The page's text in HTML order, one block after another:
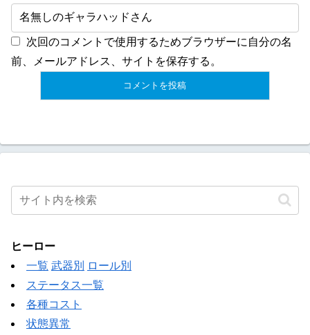
次回のコメントで使用するためブラウザーに自分の名
前、メールアドレス、サイトを保存する。
ヒーロー
一覧 武器別
ロール別
ステータス一覧
各種コスト
状態異常